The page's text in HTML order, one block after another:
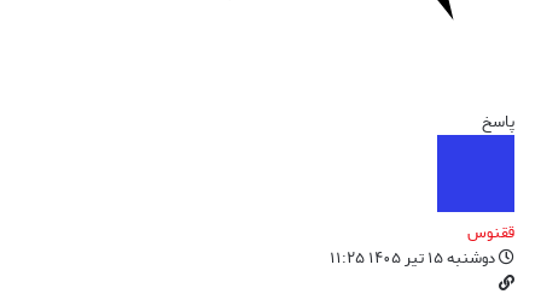
پاسخ
ققنوس
دوشنبه ۱۵ تیر ۱۴۰۵ ۱۱:۲۵